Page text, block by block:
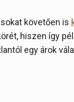
követően is
hiszen így
egy árok